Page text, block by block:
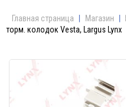
Главная страница Магазин
торм. колодок Vesta, Largus Lynx